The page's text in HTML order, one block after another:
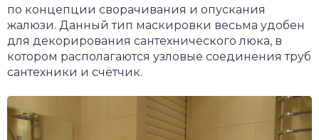
по концепции сворачивания и опускания
жалюзи. Данный тип маскировки весьма удобен
для декорирования сантехнического люка, в
котором располагаются узловые соединения труб
сантехники и счётчик.